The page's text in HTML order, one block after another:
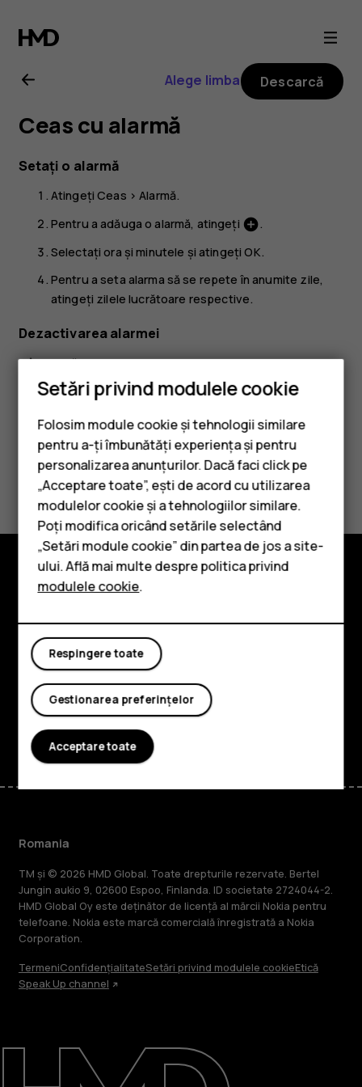
Ghid
de
utilizare
Nokia
G21
Smartphone-uri
Telefoane clasice
Accesorii
Tablete
Despre
Repară, reutilizează, reciclează
Alege limba Descarcă
Ceas cu alarmă
Setați o alarmă
AtingețiCeas >Alarmă.
Pentru a adăuga o alarmă, atingeți add_circle.
Selectați ora și minutele și atingețiOK.
Pentru a seta alarma să se repete în anumite zile,
atingeți zilele lucrătoare respective.
Dezactivarea alarmei
Când sună alarma, glisați alarma la dreapta.
Considerați utile aceste informații?
Da Nu
Explorează
Despre
Planet and people
Asistență
FacebookInstagram
Tiktok
Romania
TM și © 2026 HMD Global. Toate drepturile rezervate. Bertel
Jungin aukio 9, 02600 Espoo, Finlanda. ID societate 2724044-2.
HMD Global Oy este deținător de licență al mărcii Nokia pentru
telefoane. Nokia este marcă comercială înregistrată a Nokia
Corporation.
TermeniConfidențialitateSetări privind modulele cookieEtică
Speak Up channel
Setări privind modulele cookie
Folosim module cookie și tehnologii similare
pentru a-ți îmbunătăți experiența și pentru
personalizarea anunțurilor. Dacă faci click pe
„Acceptare toate”, ești de acord cu utilizarea
modulelor cookie și a tehnologiilor similare.
Poți modifica oricând setările selectând
„Setări module cookie” din partea de jos a site-
ului. Află mai multe despre politica privind
modulele cookie.
Respingere toate
Gestionarea preferințelor
Acceptare toate